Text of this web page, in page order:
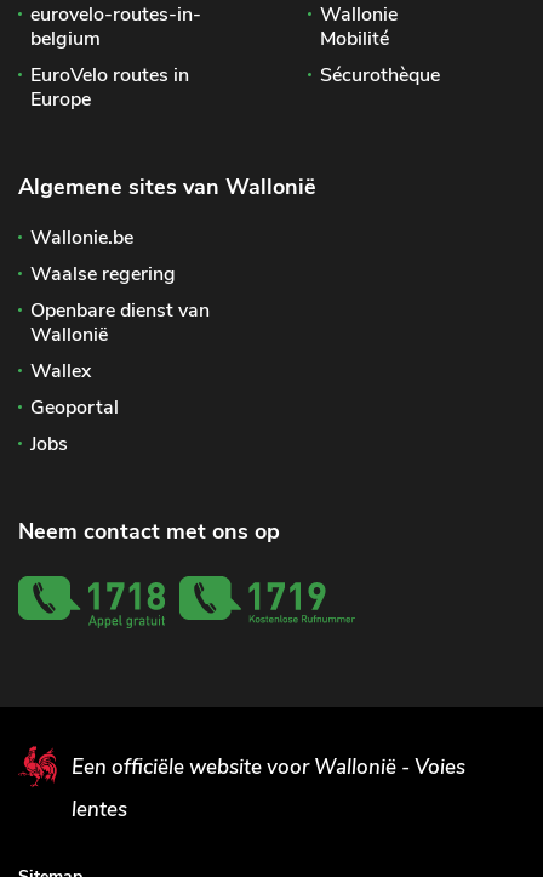
eurovelo-routes-in-
belgium
EuroVelo routes in
Europe
Wallonie
Mobilité
Sécurothèque
Algemene sites van Wallonië
Wallonie.be
Waalse regering
Openbare dienst van
Wallonië
Wallex
Geoportal
Jobs
Neem contact met ons op
Een officiële website voor Wallonië - Voies
lentes